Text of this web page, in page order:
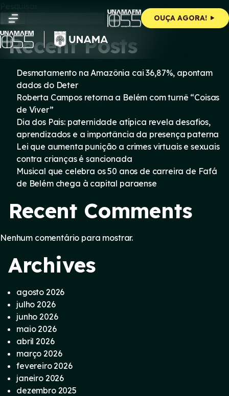
content
OUÇA AGORA!
Pesquisar
Pesquisar
Recent Posts
Desmatamento na Amazônia cai 36,87%, apontam
dados do Deter
Roberta Campos retorna a Belém com turnê “Coisas
de Viver”
Dia dos Pais: paternidade atípica revela desafios,
aprendizados e a importância da presença paterna
Lei que aumenta punição a crimes virtuais e sexuais
contra crianças é sancionada
Musical que celebra os 50 anos de carreira de Fafá
de Belém chega à capital paraense
Recent Comments
Nenhum comentário para mostrar.
Archives
agosto 2026
julho 2026
junho 2026
maio 2026
abril 2026
março 2026
fevereiro 2026
janeiro 2026
dezembro 2025